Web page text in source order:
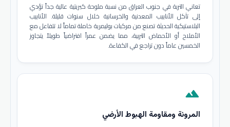
تعاني التربة في جنوب العراق من نسبة ملوحة كبريتية عالية جداً تؤدي
إلى تآكل الأنابيب المعدنية والخرسانية خلال سنوات قليلة. الأنابيب
البلاستيكية الحديثة تصنع من مركبات بوليمرية خاملة تماماً لا تتفاعل مع
الأملاح أو الأحماض التربية، مما يضمن عمراً افتراضياً طويلاً يتجاوز
الخمسين عاماً دون تراجع في الكفاءة.
terrain
المرونة ومقاومة الهبوط الأرضي